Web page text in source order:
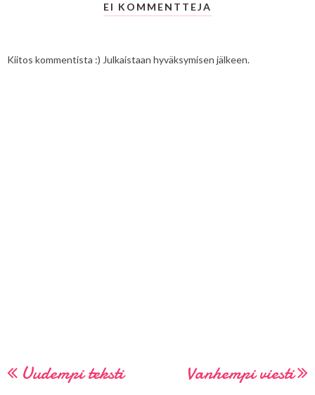
EI KOMMENTTEJA
Kiitos kommentista :) Julkaistaan hyväksymisen jälkeen.
Uudempi teksti Vanhempi viesti